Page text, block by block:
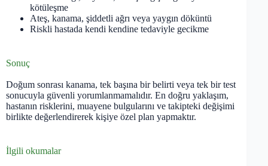
kötüleşme
Ateş, kanama, şiddetli ağrı veya yaygın döküntü
Riskli hastada kendi kendine tedaviyle gecikme
Sonuç
Doğum sonrası kanama, tek başına bir belirti veya tek bir test
sonucuyla güvenli yorumlanmamalıdır. En doğru yaklaşım,
hastanın risklerini, muayene bulgularını ve takipteki değişimi
birlikte değerlendirerek kişiye özel plan yapmaktır.
İlgili okumalar